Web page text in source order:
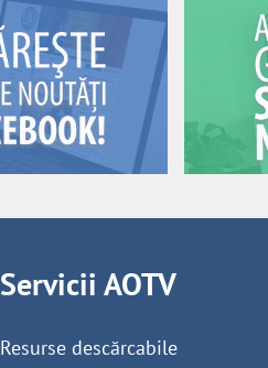
Servicii AOTV
Resurse descărcabile